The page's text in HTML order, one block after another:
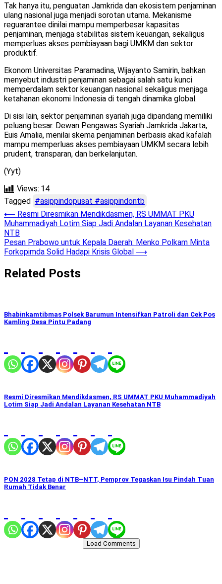
Tak hanya itu, penguatan Jamkrida dan ekosistem penjaminan
ulang nasional juga menjadi sorotan utama. Mekanisme
reguarantee dinilai mampu memperbesar kapasitas
penjaminan, menjaga stabilitas sistem keuangan, sekaligus
memperluas akses pembiayaan bagi UMKM dan sektor
produktif.
Ekonom Universitas Paramadina, Wijayanto Samirin, bahkan
menyebut industri penjaminan sebagai salah satu kunci
memperdalam sektor keuangan nasional sekaligus menjaga
ketahanan ekonomi Indonesia di tengah dinamika global.
Di sisi lain, sektor penjaminan syariah juga dipandang memiliki
peluang besar. Dewan Pengawas Syariah Jamkrida Jakarta,
Euis Amalia, menilai skema penjaminan berbasis akad kafalah
mampu memperluas akses pembiayaan UMKM secara lebih
prudent, transparan, dan berkelanjutan.
(Yyt)
Views: 14
Tagged #asippindopusat #asippindontb
Post
navigation
⟵ Resmi Diresmikan Mendikdasmen, RS UMMAT PKU
Muhammadiyah Lotim Siap Jadi Andalan Layanan Kesehatan
NTB
Pesan Prabowo untuk Kepala Daerah: Menko Polkam Minta
Forkopimda Solid Hadapi Krisis Global ⟶
Related Posts
Bhabinkamtibmas Polsek Barumun Intensifkan Patroli dan Cek Pos
Kamling Desa Pintu Padang
Resmi Diresmikan Mendikdasmen, RS UMMAT PKU Muhammadiyah
Lotim Siap Jadi Andalan Layanan Kesehatan NTB
PON 2028 Tetap di NTB–NTT, Pemprov Tegaskan Isu Pindah Tuan
Rumah Tidak Benar
Load Comments